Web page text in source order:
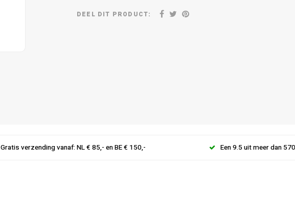
DEEL DIT PRODUCT:
Gratis verzending vanaf: NL € 85,- en BE € 150,- Een 9.5 uit meer dan